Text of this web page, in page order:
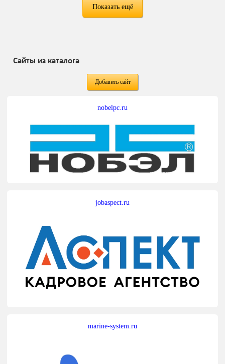
Показать ещё
Сайты из каталога
Добавить сайт
nobelpc.ru
jobaspect.ru
marine-system.ru